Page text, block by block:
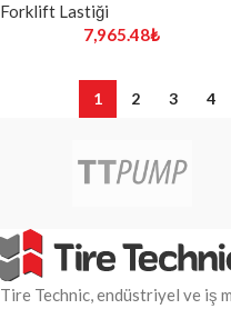
Forklift Lastiği
7,965.48₺
1 2 3 4
Tire Technic, endüstriyel ve iş